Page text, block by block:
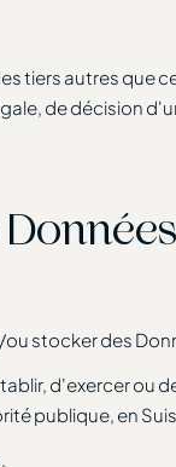
tiers autres que
de décision
stocker des
d'exercer ou
publique, en